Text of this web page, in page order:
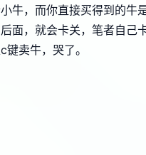
牛，而你直接买得到的牛
面，就会卡关，笔者自己
卖牛，哭了。